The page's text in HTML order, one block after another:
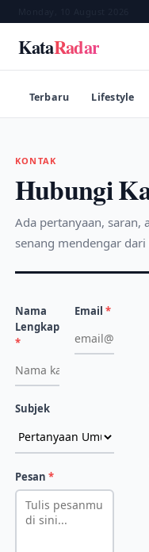
KataRadar
Terbaru Lifestyle
KONTAK
Hubungi
Ada pertanyaan, saran,
senang mendengar dari
Nama
Lengkap
*
Email *
Subjek
Pesan *